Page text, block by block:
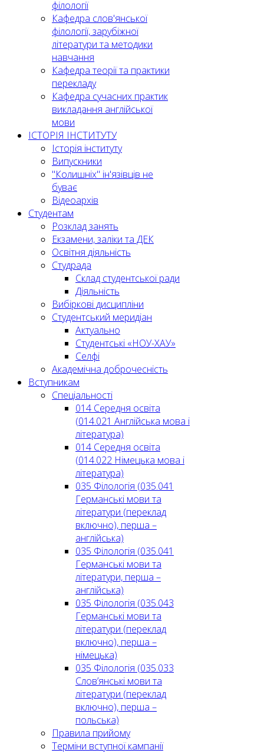
філології
Кафедра слов'янської
філології, зарубіжної
літератури та методики
навчання
Кафедра теорії та практики
перекладу
Кафедра сучасних практик
викладання англійської
мови
ІСТОРІЯ ІНСТИТУТУ
Історія інституту
Випускники
"Колишніх" ін'язівців не
буває
Відеоархів
Студентам
Розклад занять
Екзамени, заліки та ДЕК
Освітня діяльність
Студрада
Склад студентської ради
Діяльність
Вибіркові дисципліни
Студентський меридіан
Актуально
Студентські «НОУ-ХАУ»
Селфі
Академічна доброчесність
Вступникам
Спеціальності
014 Середня освіта
(014.021 Англійська мова і
література)
014 Середня освіта
(014.022 Німецька мова і
література)
035 Філологія (035.041
Германські мови та
літератури (переклад
включно), перша –
англійська)
035 Філологія (035.041
Германські мови та
літератури, перша –
англійська)
035 Філологія (035.043
Германські мови та
літератури (переклад
включно), перша –
німецька)
035 Філологія (035.033
Слов’янські мови та
літератури (переклад
включно), перша –
польська)
Правила прийому
Терміни вступної кампанії